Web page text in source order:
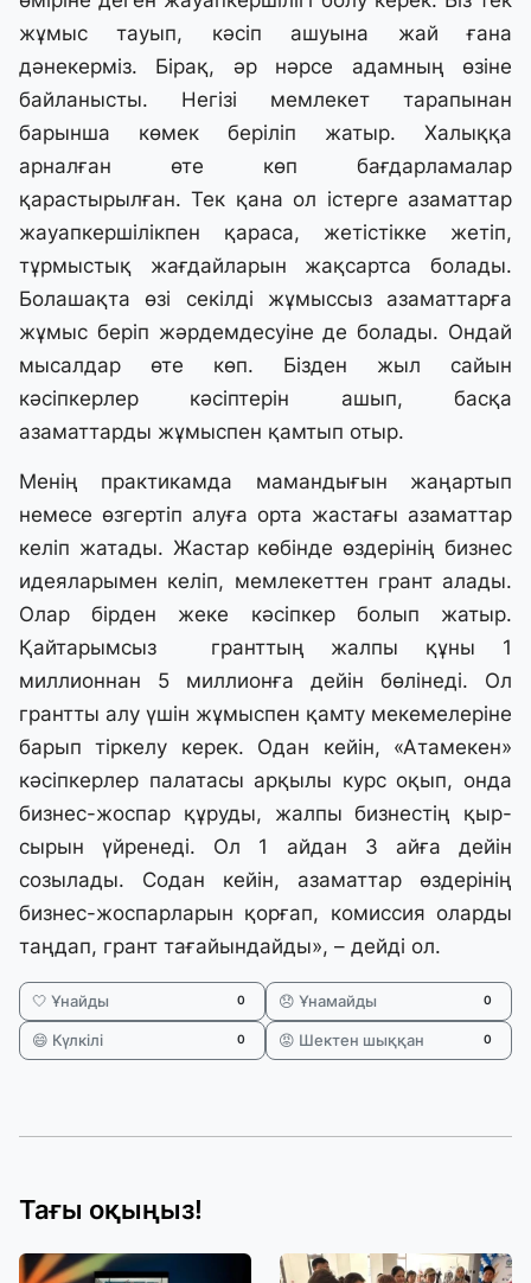
жұмыс тауып, кәсіп ашуына жай ғана
дәнекерміз. Бірақ, әр нәрсе адамның өзіне
байланысты. Негізі мемлекет тарапынан
барынша көмек беріліп жатыр. Халыққа
арналған өте көп бағдарламалар
қарастырылған. Тек қана ол істерге азаматтар
жауапкершілікпен қараса, жетістікке жетіп,
тұрмыстық жағдайларын жақсартса болады.
Болашақта өзі секілді жұмыссыз азаматтарға
жұмыс беріп жәрдемдесуіне де болады. Ондай
мысалдар өте көп. Бізден жыл сайын
кәсіпкерлер кәсіптерін ашып, басқа
азаматтарды жұмыспен қамтып отыр.
Менің практикамда мамандығын жаңартып
немесе өзгертіп алуға орта жастағы азаматтар
келіп жатады. Жастар көбінде өздерінің бизнес
идеяларымен келіп, мемлекеттен грант алады.
Олар бірден жеке кәсіпкер болып жатыр.
Қайтарымсыз гранттың жалпы құны 1
миллионнан 5 миллионға дейін бөлінеді. Ол
грантты алу үшін жұмыспен қамту мекемелеріне
барып тіркелу керек. Одан кейін, «Атамекен»
кәсіпкерлер палатасы арқылы курс оқып, онда
бизнес-жоспар құруды, жалпы бизнестің қыр-
сырын үйренеді. Ол 1 айдан 3 айға дейін
созылады. Содан кейін, азаматтар өздерінің
бизнес-жоспарларын қорғап, комиссия оларды
таңдап, грант тағайындайды», – дейді ол.
🤍 Ұнайды 0 😞 Ұнамайды 0
😄 Күлкілі 0 😡 Шектен шыққан 0
Тағы оқыңыз!